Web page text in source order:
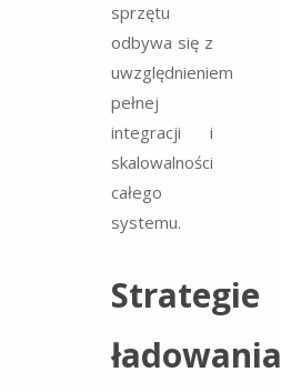
sprzętu
odbywa się z
uwzględnieniem
pełnej
integracji i
skalowalności
całego
systemu.
Strategie
ładowania